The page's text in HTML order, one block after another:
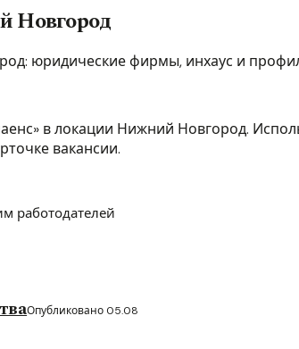
Новгород
юридические фирмы, инхаус и
в локации Нижний Новгород.
вакансии.
работодателей
Опубликовано 05.08